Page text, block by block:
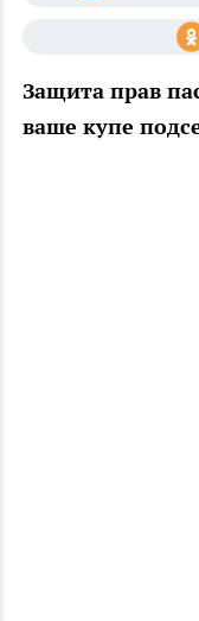
Защита прав
ваше купе